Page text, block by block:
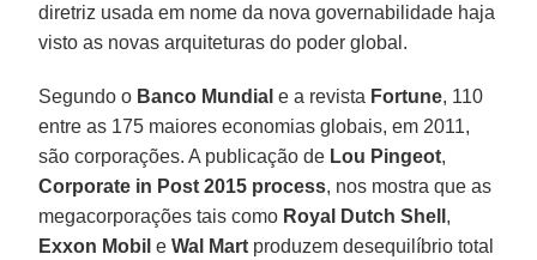
diretriz usada em nome da nova governabilidade haja
visto as novas arquiteturas do poder global.
Segundo o Banco Mundial e a revista Fortune, 110
entre as 175 maiores economias globais, em 2011,
são corporações. A publicação de Lou Pingeot,
Corporate in Post 2015 process, nos mostra que as
megacorporações tais como Royal Dutch Shell ,
Exxon Mobil eWal Mart produzem desequilíbrio total